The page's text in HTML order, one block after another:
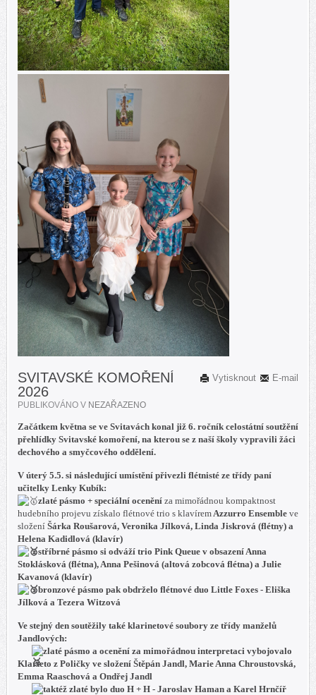
E-mail
Vytisknout
SVITAVSKÉ KOMOŘENÍ
2026
PUBLIKOVÁNO V NEZAŘAZENO
Začátkem května se ve Svitavách konal již 6. ročník celostátní soutžění
přehlídky Svitavské komoření, na kterou se z naší školy vypravili žáci
dechového a smyčcového oddělení.
V úterý 5.5. si následující umístění přivezli flétnisté ze třídy paní
učitelky Lenky Kubík:
zlaté pásmo + speciální ocenění za mimořádnou kompaktnost
hudebního projevu získalo flétnové trio s klavírem Azzurro Ensemble ve
složení Šárka Roušarová, Veronika Jílková, Linda Jiskrová (flétny) a
Helena Kadidlová (klavír)
stříbrné pásmo si odváží trio Pink Queue v obsazení Anna
Stoklásková (flétna), Anna Pešinová (altová zobcová flétna) a Julie
Kavanová (klavír)
bronzové pásmo pak obdrželo flétnové duo Little Foxes - Eliška
Jílková a Tezera Witzová
Ve stejný den soutěžily také klarinetové soubory ze třídy manželů
Jandlových:
zlaté pásmo a ocenění za mimořádnou interpretaci vybojovalo
Klarteto z Poličky ve složení Štěpán Jandl, Marie Anna Chroustovská,
Emma Raaschová a Ondřej Jandl
taktéž zlaté bylo duo H + H - Jaroslav Haman a Karel Hrnčíř